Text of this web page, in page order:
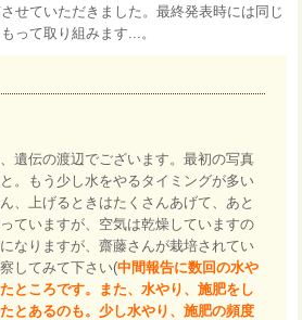
せていただきました。最終発表時には同じ
って取り組みます...。
遺伝の渡辺でございます。最初の写真
。もう少し水をやるタイミングが多い
、上げるときはたくさんあげて、あと
ていますが、空気は乾燥していますの
なりますが、齋藤さんが栽培されてい
してみて下さい(中間報告に数回の水や
ところです。また、水やり、施肥をし
とあるのも。少し水やり、施肥の頻度